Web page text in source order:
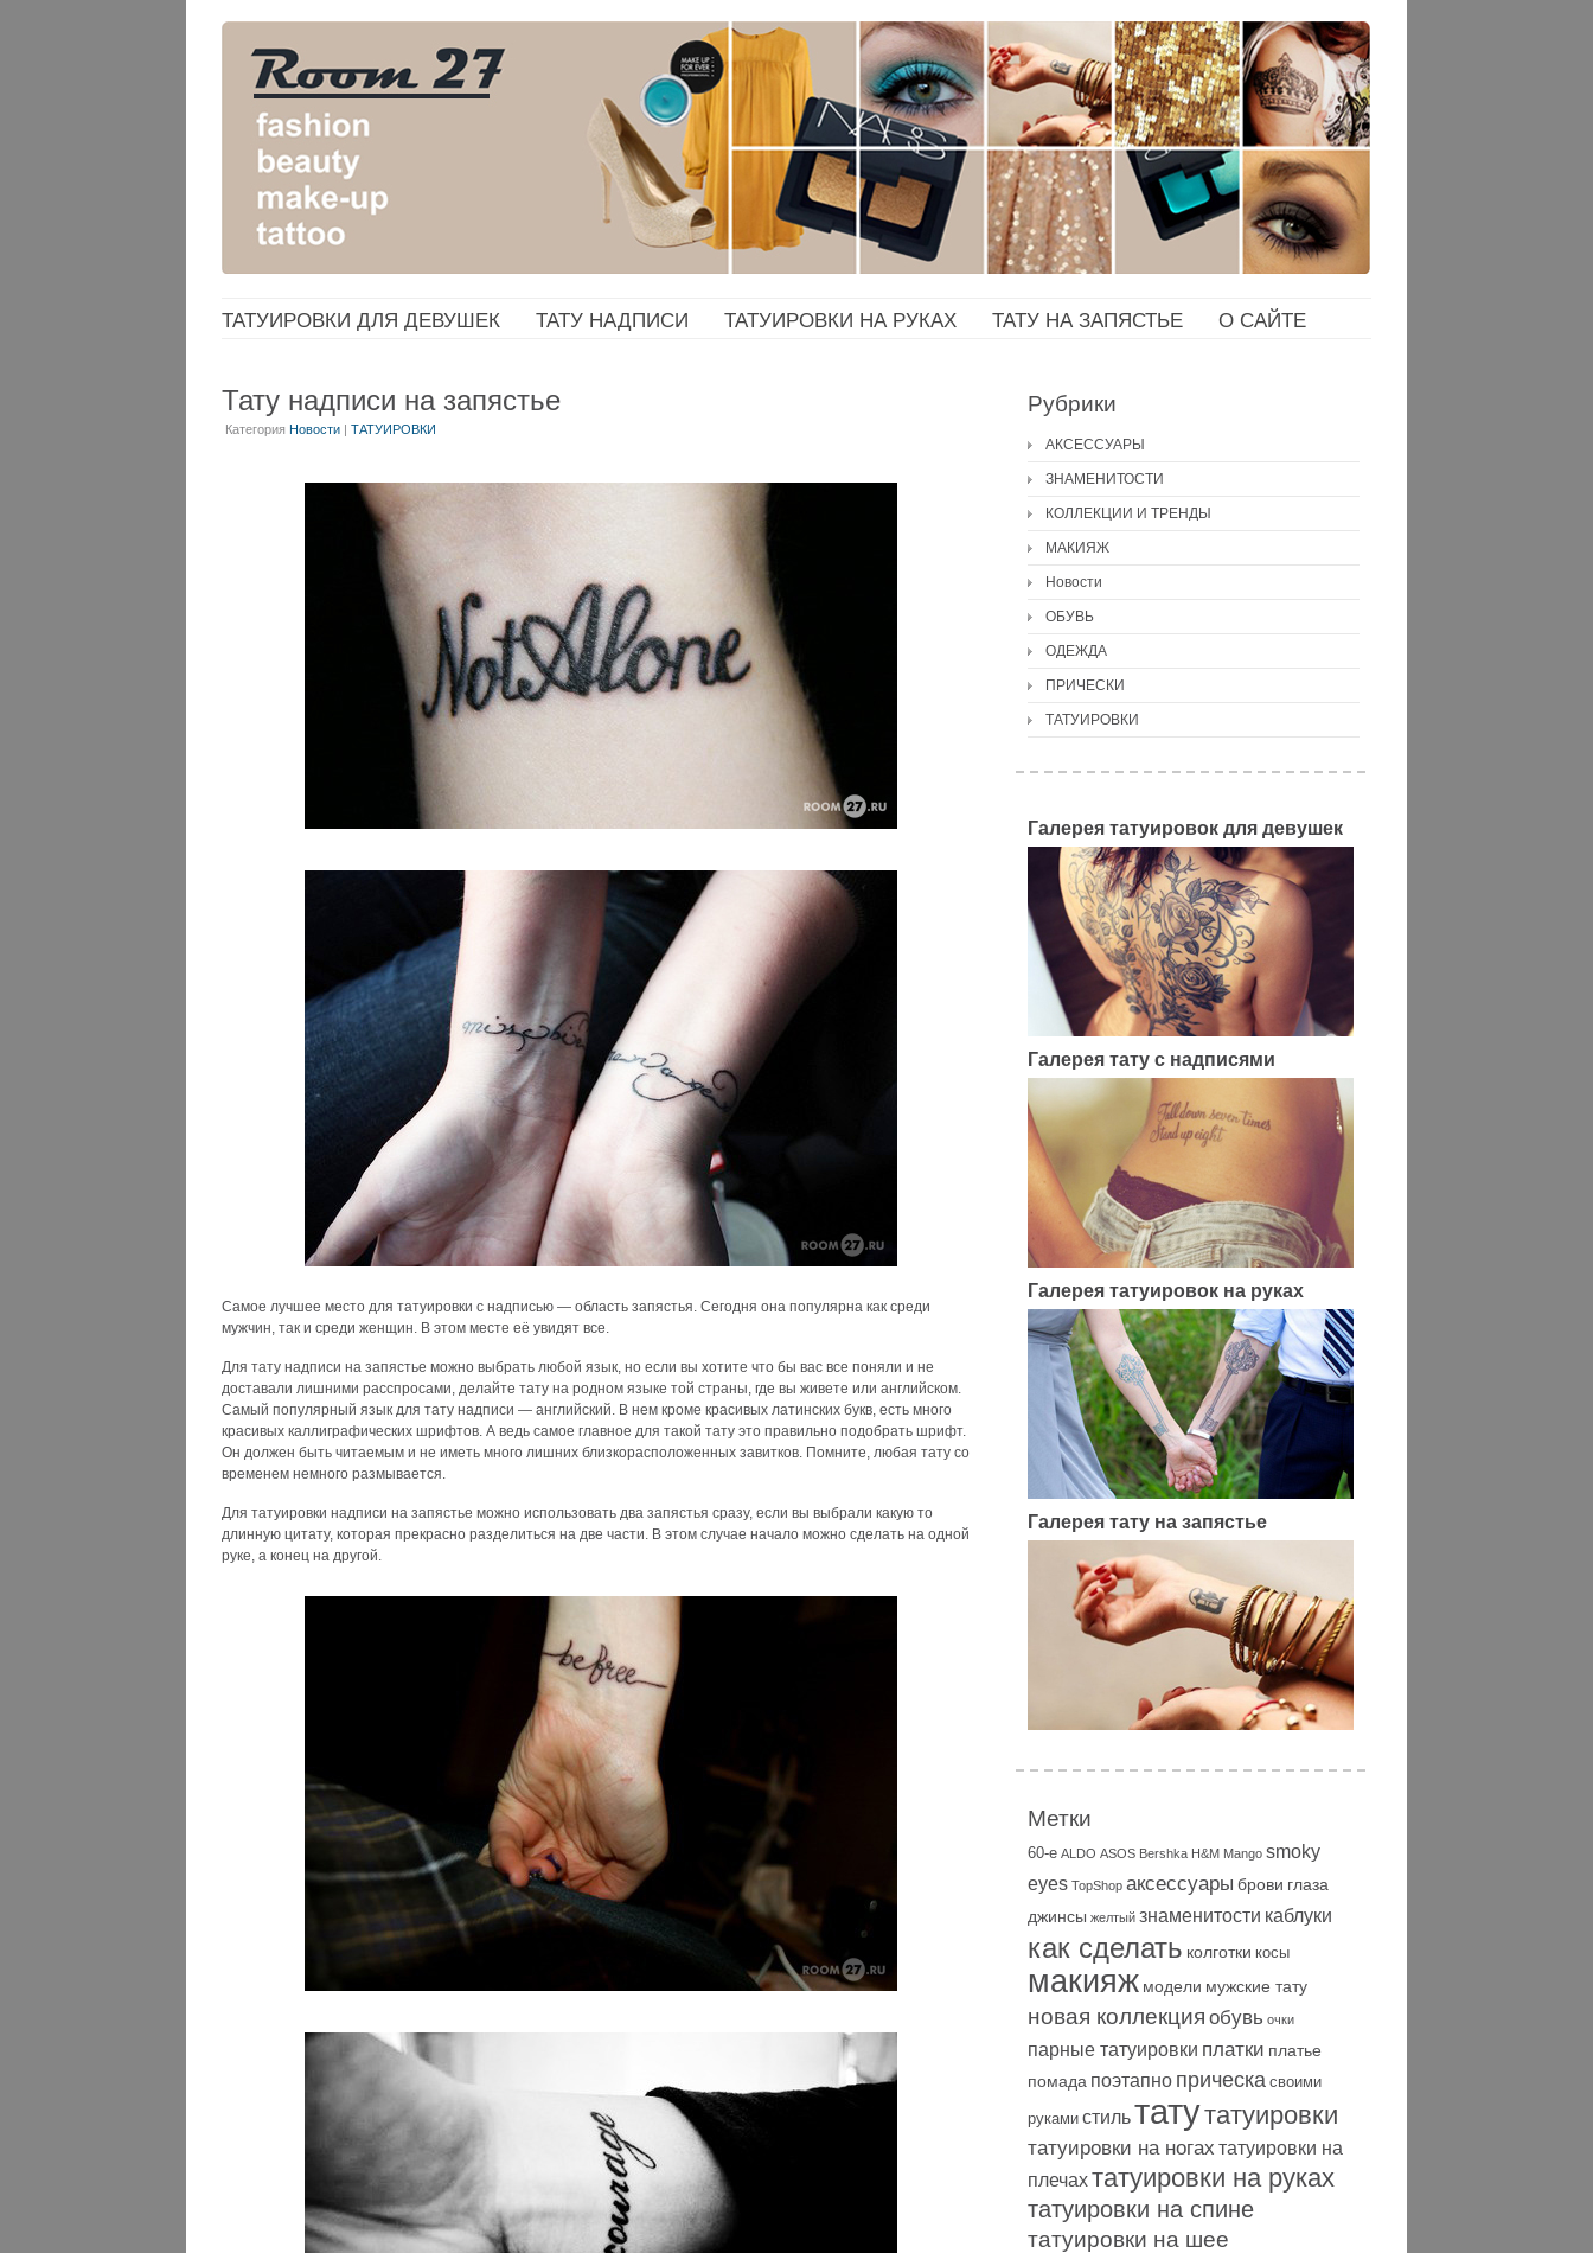
ТАТУИРОВКИ ДЛЯ ДЕВУШЕК ТАТУ НАДПИСИ ТАТУИРОВКИ НА РУКАХ ТАТУ НА ЗАПЯСТЬЕ О САЙТЕ
Тату надписи на запястье
Категория Новости | ТАТУИРОВКИ
Самое лучшее место для татуировки с надписью — область запястья. Сегодня она популярна как среди
мужчин, так и среди женщин. В этом месте её увидят все.
Для тату надписи на запястье можно выбрать любой язык, но если вы хотите что бы вас все поняли и не
доставали лишними расспросами, делайте тату на родном языке той страны, где вы живете или английском.
Самый популярный язык для тату надписи — английский. В нем кроме красивых латинских букв, есть много
красивых каллиграфических шрифтов. А ведь самое главное для такой тату это правильно подобрать шрифт.
Он должен быть читаемым и не иметь много лишних близкорасположенных завитков. Помните, любая тату со
временем немного размывается.
Для татуировки надписи на запястье можно использовать два запястья сразу, если вы выбрали какую то
длинную цитату, которая прекрасно разделиться на две части. В этом случае начало можно сделать на одной
руке, а конец на другой.
Рубрики
АКСЕССУАРЫ
ЗНАМЕНИТОСТИ
КОЛЛЕКЦИИ И ТРЕНДЫ
МАКИЯЖ
Новости
ОБУВЬ
ОДЕЖДА
ПРИЧЕСКИ
ТАТУИРОВКИ
Галерея татуировок для девушек
Галерея тату с надписями
Галерея татуировок на руках
Галерея тату на запястье
Метки
60-е ALDO ASOS Bershka H&M Mango smoky
eyes TopShop аксессуары брови глаза
джинсы желтый знаменитости каблуки
как сделать колготки косы
макияж модели мужские тату
новая коллекция обувь очки
парные татуировки платки платье
помада поэтапно прическа своими
руками стильтатутатуировки
татуировки на ногах татуировки на
плечахтатуировки на руках
татуировки на спине
татуировки на шее